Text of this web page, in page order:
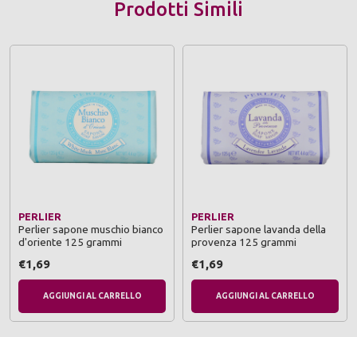
Prodotti Simili
PERLIER
Perlier sapone muschio bianco
d'oriente 125 grammi
€1,69
AGGIUNGI AL CARRELLO
PERLIER
Perlier sapone lavanda della
provenza 125 grammi
€1,69
AGGIUNGI AL CARRELLO